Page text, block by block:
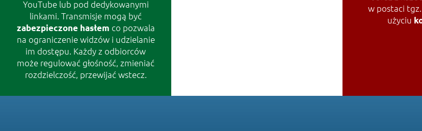
YouTube lub pod dedykowanymi
linkami. Transmisje mogą być
zabezpieczone hasłem co pozwala
na ograniczenie widzów i udzielanie
im dostępu. Każdy z odbiorców
może regulować głośność, zmieniać
rozdzielczość, przewijać wstecz.
w postaci tgz.
użyciu